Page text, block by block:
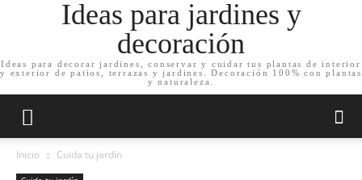
Ideas para jardines y
decoración
Ideas para decorar jardines, conservar y cuidar tus plantas de interior
y exterior de patios, terrazas y jardines. Decoración 100% con plantas
y naturaleza.
Inicio Cuida tu jardín